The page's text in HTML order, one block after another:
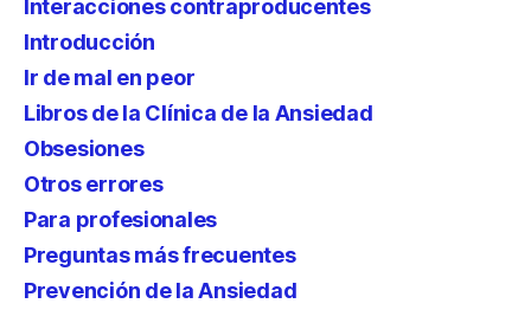
Interacciones contraproducentes
Introducción
Ir de mal en peor
Libros de la Clínica de la Ansiedad
Obsesiones
Otros errores
Para profesionales
Preguntas más frecuentes
Prevención de la Ansiedad